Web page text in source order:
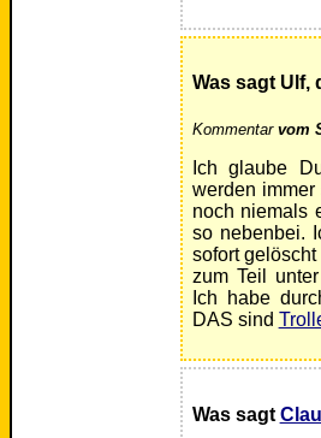
Was sagt Ulf,
Kommentar vom
Ich glaube
werden
noch niemals
so nebenbei.
sofort
zum Teil
Ich habe
DAS sind
Was sagt